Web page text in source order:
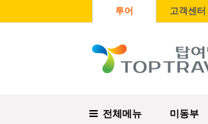
투어 고객센터
전체메뉴 미동부